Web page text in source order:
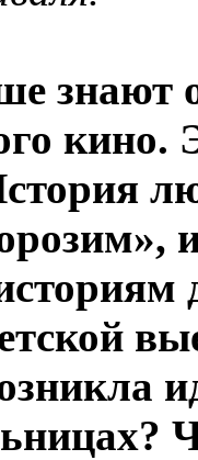
знают